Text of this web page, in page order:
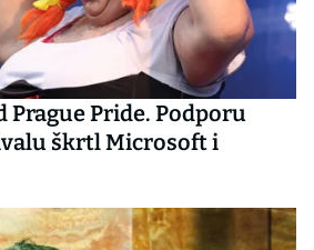
Prague Pride. Podporu
škrtl Microsoft i